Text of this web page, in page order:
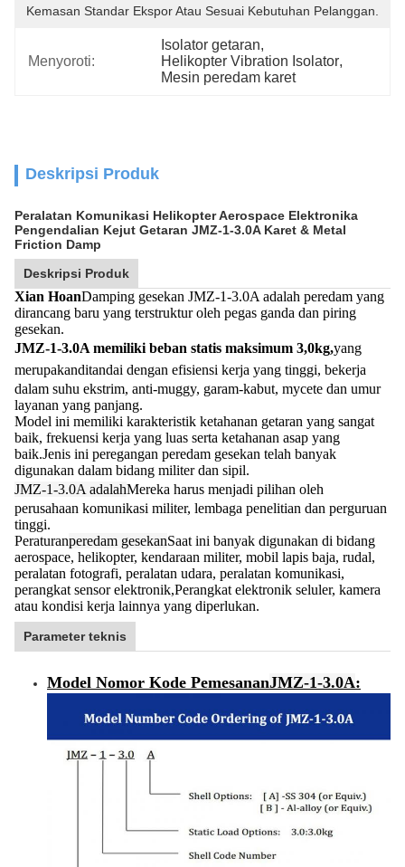
Kemasan Standar Ekspor Atau Sesuai Kebutuhan Pelanggan.
Menyoroti:
Isolator getaran,
Helikopter Vibration Isolator,
Mesin peredam karet
Deskripsi Produk
Peralatan Komunikasi Helikopter Aerospace Elektronika
Pengendalian Kejut Getaran JMZ-1-3.0A Karet & Metal
Friction Damp
Deskripsi Produk
Xian HoanDamping gesekan JMZ-1-3.0A adalah peredam yang
dirancang baru yang terstruktur oleh pegas ganda dan piring
gesekan.
JMZ-1-3.0A memiliki beban statis maksimum 3,0kg,yang
merupakanditandai dengan efisiensi kerja yang tinggi, bekerja
dalam suhu ekstrim, anti-muggy, garam-kabut, mycete dan umur
layanan yang panjang.
Model ini memiliki karakteristik ketahanan getaran yang sangat
baik, frekuensi kerja yang luas serta ketahanan asap yang
baik.Jenis ini peregangan peredam gesekan telah banyak
digunakan dalam bidang militer dan sipil.
JMZ-1-3.0A adalahMereka harus menjadi pilihan oleh
perusahaan komunikasi militer, lembaga penelitian dan perguruan
tinggi.
Peraturanperedam gesekanSaat ini banyak digunakan di bidang
aerospace, helikopter, kendaraan militer, mobil lapis baja, rudal,
peralatan fotografi, peralatan udara, peralatan komunikasi,
perangkat sensor elektronik,Perangkat elektronik seluler, kamera
atau kondisi kerja lainnya yang diperlukan.
Parameter teknis
Model Nomor Kode PemesananJMZ-1-3.0A: